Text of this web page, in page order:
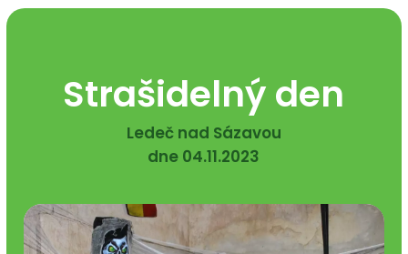
Strašidelný den
Ledeč nad Sázavou
dne 04.11.2023